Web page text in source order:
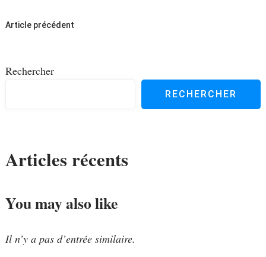
Navigation
Article précédent
Rechercher
RECHERCHER
Articles récents
You may also like
Il n’y a pas d’entrée similaire.